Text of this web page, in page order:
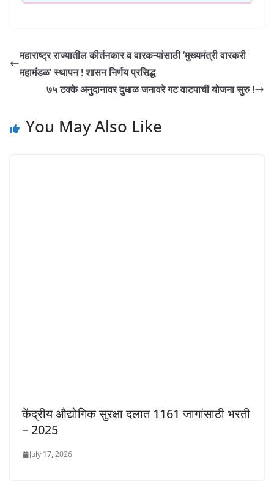
महाराष्ट्र राज्यातील कीर्तनकार व वारकऱ्यांसाठी ‘मुख्यमंत्री वारकरी
महामंडळ’ स्थापन ! शासन निर्णय प्रसिद्ध
७५ टक्के अनुदानावर दुधाळ जनावरे गट वाटपाची योजना सुरु !
You May Also Like
केंद्रीय औद्योगिक सुरक्षा दलात 1161 जागांसाठी भरती
– 2025
July 17, 2026